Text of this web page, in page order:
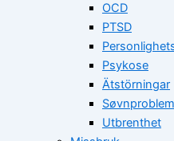
OCD
PTSD
Psykose
Ätstörningar
Utbrenthet